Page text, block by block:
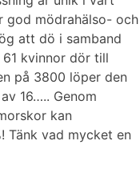
god mödrahälso- och
att dö i samband
kvinnor dör till
på 3800 löper den
16….. Genom
kan
Tänk vad mycket en